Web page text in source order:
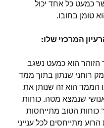
כמעט כל אחד יכול
טומן בחובו.
המרכזי שלו:
הזוהר הוא כמעט נשגב
רוחני שנתון בתוך ממד
הממד הוא זה שנותן את
שנמצא מטה. כוחות
כוחות הטוב מתייחסות
מתייחסים לכל ענייני